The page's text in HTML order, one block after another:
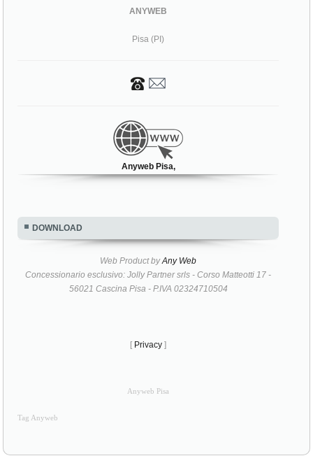
ANYWEB
Pisa (PI)
Anyweb Pisa,
DOWNLOAD
Web Product byAny Web
Concessionario esclusivo: Jolly Partner srls - Corso Matteotti 17 -
56021 Cascina Pisa - P.IVA 02324710504
[ Privacy ]
Anyweb Pisa
Tag Anyweb